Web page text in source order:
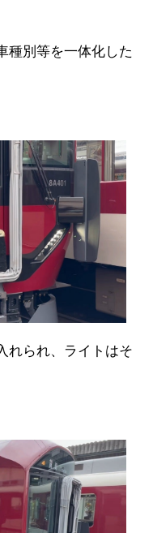
種別等を一体化した
れられ、ライトはそ